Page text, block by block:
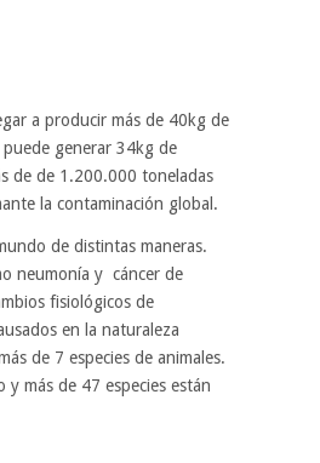
a producir más de 40kg de
puede generar 34kg de
de de 1.200.000 toneladas
la contaminación global.
de distintas maneras.
neumonía y cáncer de
fisiológicos de
en la naturaleza
de 7 especies de animales.
más de 47 especies están